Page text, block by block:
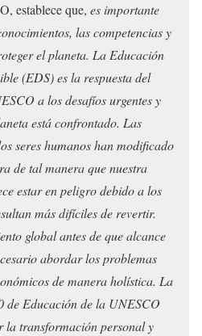
establece que, es importante
las competencias y
el planeta. La Educación
(EDS) es la respuesta del
a los desafíos urgentes y
está confrontado. Las
seres humanos han modificado
de tal manera que nuestra
estar en peligro debido a los
más difíciles de revertir.
global antes de que alcance
abordar los problemas
de manera holística. La
de Educación de la UNESCO
la transformación personal y